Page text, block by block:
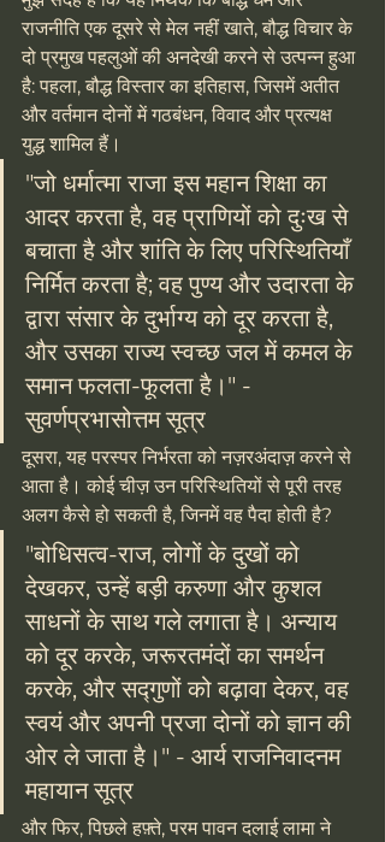
राजनीति एक दूसरे से मेल नहीं खाते, बौद्ध विचार के
दो प्रमुख पहलुओं की अनदेखी करने से उत्पन्न हुआ
है: पहला, बौद्ध विस्तार का इतिहास, जिसमें अतीत
और वर्तमान दोनों में गठबंधन, विवाद और प्रत्यक्ष
युद्ध शामिल हैं।
"जो धर्मात्मा राजा इस महान शिक्षा का
आदर करता है, वह प्राणियों को दुःख से
बचाता है और शांति के लिए परिस्थितियाँ
निर्मित करता है; वह पुण्य और उदारता के
द्वारा संसार के दुर्भाग्य को दूर करता है,
और उसका राज्य स्वच्छ जल में कमल के
समान फलता-फूलता है।" -
सुवर्णप्रभासोत्तम सूत्र
दूसरा, यह परस्पर निर्भरता को नज़रअंदाज़ करने से
आता है। कोई चीज़ उन परिस्थितियों से पूरी तरह
अलग कैसे हो सकती है, जिनमें वह पैदा होती है?
"बोधिसत्व-राज, लोगों के दुखों को
देखकर, उन्हें बड़ी करुणा और कुशल
साधनों के साथ गले लगाता है। अन्याय
को दूर करके, जरूरतमंदों का समर्थन
करके, और सद्गुणों को बढ़ावा देकर, वह
स्वयं और अपनी प्रजा दोनों को ज्ञान की
ओर ले जाता है।" - आर्य राजनिवादनम
महायान सूत्र
और फिर, पिछले हफ़्ते, परम पावन दलाई लामा ने